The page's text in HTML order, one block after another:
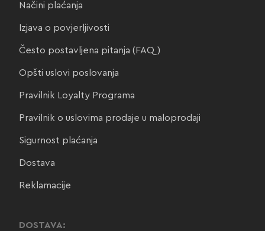
Načini plaćanja
Izjava o povjerljivosti
Često postavljena pitanja (FAQ)
Opšti uslovi poslovanja
Pravilnik Loyalty Programa
Pravilnik o uslovima prodaje u maloprodaji
Sigurnost plaćanja
Dostava
Reklamacije
DOSTAVA: